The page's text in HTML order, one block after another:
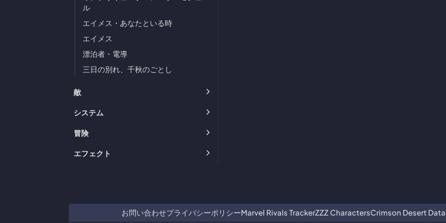
ル
エイメス・あなたといる時
エイメス
漂泊者・電導
三日の別れ、千秋のごとし
敵
システム
冒険
エフェクト
お問い合わせプライバシーポリシーMarvel Rivals TrackerZZZ CharactersCrimson Desert